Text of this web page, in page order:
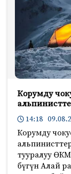
Корумду
14:18
Корумду
тууралуу
бүгүн Алай